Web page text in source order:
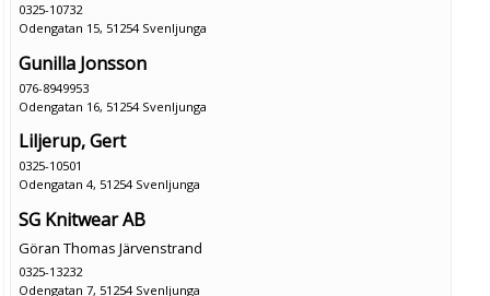
0325-10732
Odengatan 15, 51254 Svenljunga
Gunilla Jonsson
076-8949953
Odengatan 16, 51254 Svenljunga
Liljerup, Gert
0325-10501
Odengatan 4, 51254 Svenljunga
SG Knitwear AB
Göran Thomas Järvenstrand
0325-13232
Odengatan 7, 51254 Svenljunga